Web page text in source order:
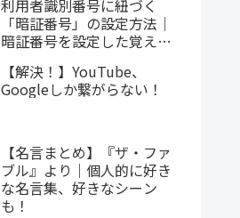
利用者識別番号に紐づく
「暗証番号」の設定方法｜
暗証番号を設定した覚えが
【解決！】YouTube、
Googleしか繋がらない！
【名言まとめ】『ザ・ファ
ブル』より｜個人的に好き
な名言集、好きなシーン
も！